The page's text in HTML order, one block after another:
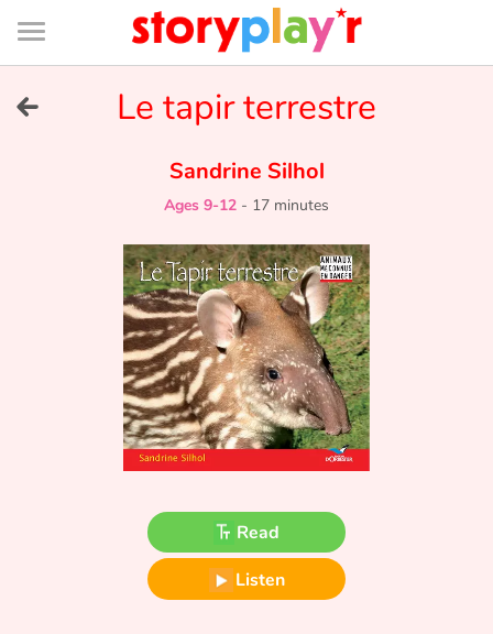
Connexion
Bibliothèque
de
page
Tales and classics in french
Fable, myth, literature and poetry
Princesses and princes, kings, queens and dragons
Le tapir terrestre
Sandrine Silhol
Ages 9-12 - 17 minutes
Read
Listen